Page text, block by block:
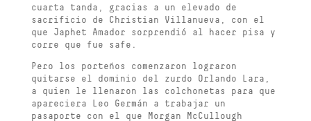
cuarta tanda, gracias a un elevado de
sacrificio de Christian Villanueva, con el
que Japhet Amador sorprendió al hacer pisa y
corre que fue safe.
Pero los porteños comenzaron lograron
quitarse el dominio del zurdo Orlando Lara,
a quien le llenaron las colchonetas para que
apareciera Leo Germán a trabajar un
pasaporte con el que Morgan McCullough